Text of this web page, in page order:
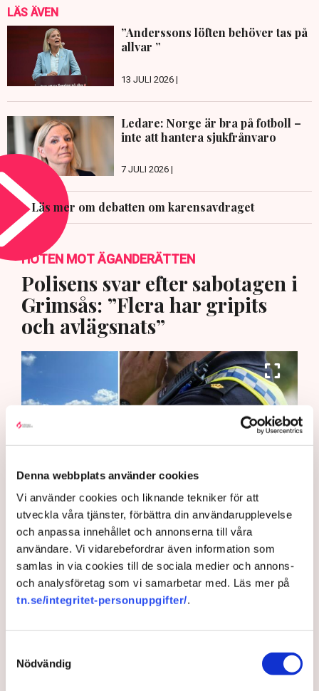
Denna webbplats använder cookies
Vi använder cookies och liknande tekniker för att
utveckla våra tjänster, förbättra din användarupplevelse
och anpassa innehållet och annonserna till våra
användare. Vi vidarebefordrar även information som
samlas in via cookies till de sociala medier och annons-
och analysföretag som vi samarbetar med. Läs mer på
tn.se/integritet-personuppgifter/.
Nödvändig
LÄS ÄVEN
”Anderssons löften behöver tas på
allvar ”
13 JULI 2026 |
Ledare: Norge är bra på fotboll –
inte att hantera sjukfrånvaro
7 JULI 2026 |
Läs mer om debatten om karensavdraget
HOTEN MOT ÄGANDERÄTTEN
Polisens svar efter sabotagen i
Grimsås: ”Flera har gripits
och avlägsnats”
Det är polisens uppgift att upprätthålla allmän ordning och
säkerhet, vilket inkluderar att ingripa mot pågående
brottslighet som olaga intrång, förklarar Anna-Lena Mann,
polisinspektör vid kommunikationsavdelningen i region Väst.
Bild: Privat, Mostphotos
Polisen tillbakavisar kritiken om brist
på agerande mot aktivistaktionerna vid
torvtäkten i Grimsås. ”Det har gjorts
både avvisanden, avlägsnanden och